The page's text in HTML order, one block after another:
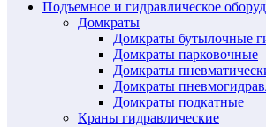
Подъемное и гидравлическое
Домкраты
Домкраты бутылочные
Домкраты парковочные
Домкраты
Домкраты
Домкраты подкатные
Краны гидравлические